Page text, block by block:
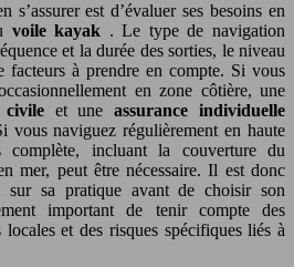
s’assurer est d’évaluer ses besoins en
voile kayak . Le type de navigation
et la durée des sorties, le niveau
facteurs à prendre en compte. Si vous
en zone côtière, une
civile et uneassurance individuelle
vous naviguez régulièrement en haute
complète, incluant la couverture du
mer, peut être nécessaire. Il est donc
sa pratique avant de choisir son
important de tenir compte des
et des risques spécifiques liés à